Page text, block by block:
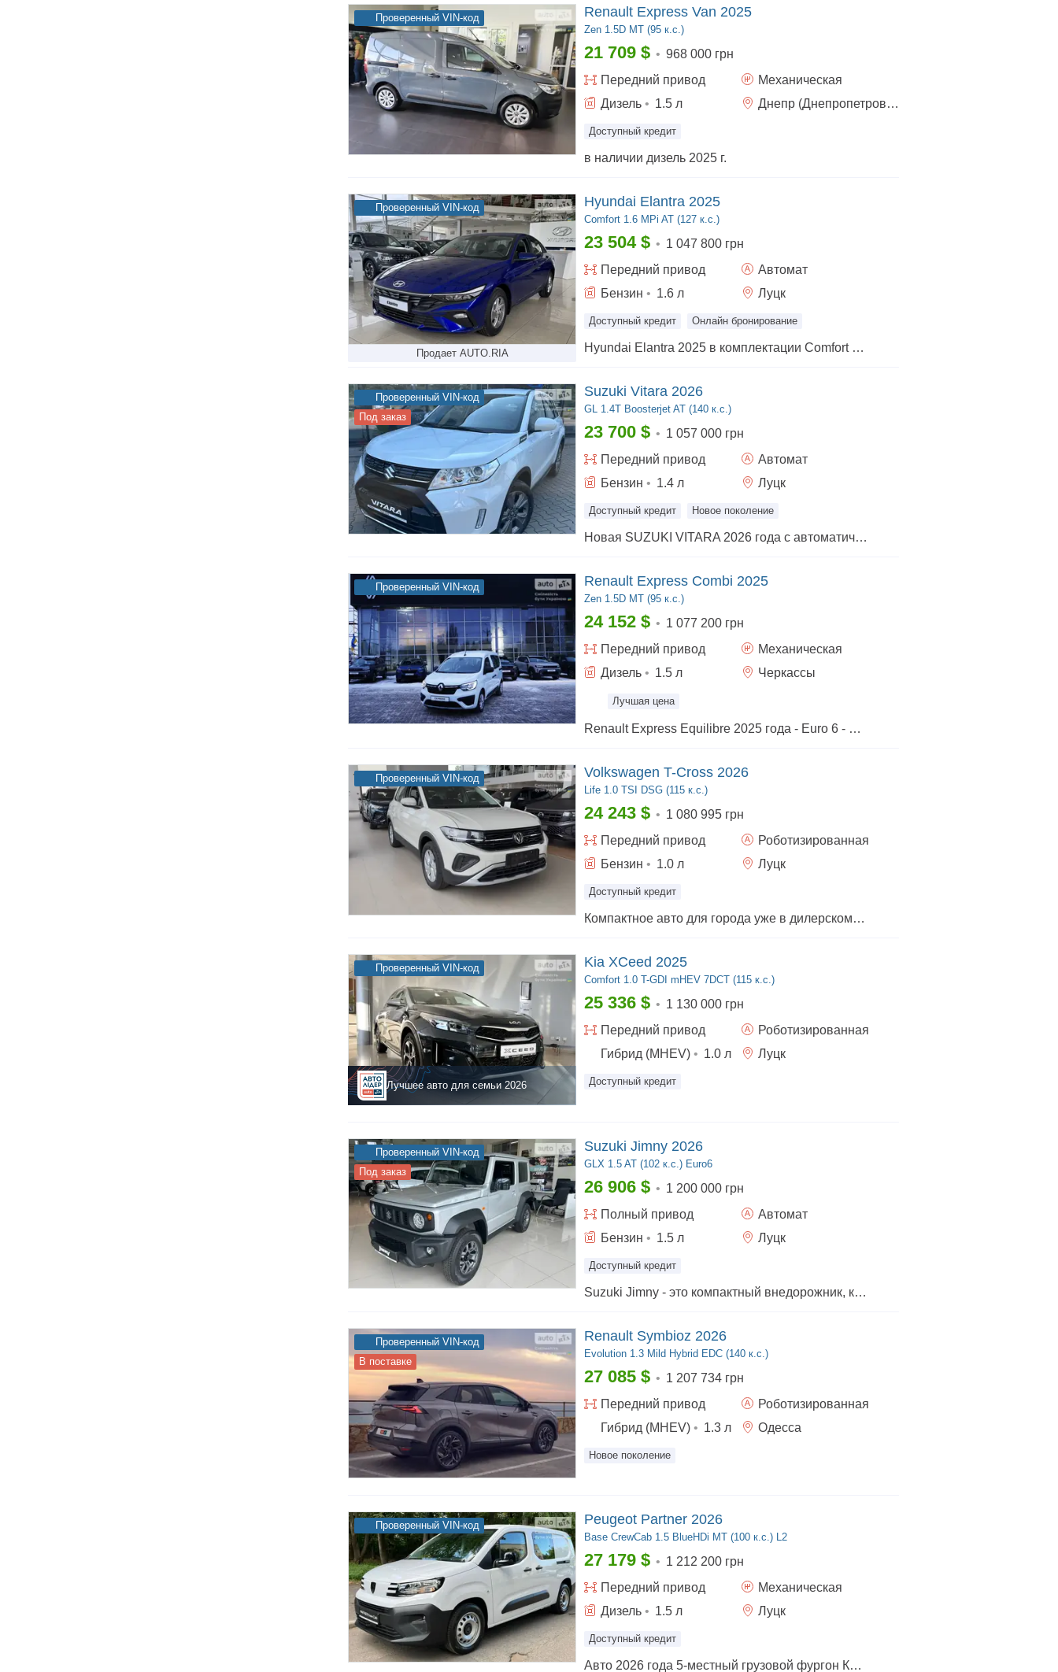
Renault Express Van 2025
Zen 1.5D МТ (95 к.с.)
21 709 $ • 968 000 грн
Передний привод
Механическая
Дизель • 1.5 л Днепр (Днепропетровск)
Проверенный VIN-код
Доступный кредит
в наличии дизель 2025 г.
Hyundai Elantra 2025
Comfort 1.6 MPi AT (127 к.с.)
23 504$ • 1 047 800 грн
Передний привод
Автомат
Бензин • 1.6 л Луцк
Проверенный VIN-код
Доступный кредит Онлайн бронирование
Hyundai Elantra 2025 в комплектации Comfort — это воплощение прагматичной элегантности и проверенной временем надежности, что идеально подходит для тех, кто ценит спокойствие за рулем. Тандем атмосферного двигателя 1.6 MPi и классической автоматической коробки передач (AT) предлагает покупателю редкую в современном мире простоту конструкции, которая гарантирует впечатляющую выносливость и низкие затраты на сервисное обслуживание. Основная ценность версии Comfort заключается в оптимальном балансе: вы получаете футуристичный дизайн «параметрической динамики», который выглядит значительно дороже своей цены, в сочетании с просторным, эргономичным салоном и всеми необходимыми опциями для безопасности и связи. Это рациональная инвестиция в автомобиль, который демонстрирует высокую ликвидность на вторичном рынке, обеспечивая комфортный ежедневный драйв без неприятных сюрпризов и лишних затрат топлива.
Продает AUTO.RIA
Suzuki Vitara 2026
GL 1.4T Boosterjet AT (140 к.с.)
23 700 $ • 1 057 000 грн
Передний привод
Автомат
Бензин • 1.4 л Луцк
Проверенный VIN-код
Под заказ
Доступный кредит Новое поколение
Новая SUZUKI VITARA 2026 года с автоматической коробкой передач.
Renault Express Combi 2025
Zen 1.5D МТ (95 к.с.)
24 152 $ • 1 077 200 грн
Передний привод
Механическая
Дизель • 1.5 л Черкассы
Проверенный VIN-код
Лучшая цена
Renault Express Equilibre 2025 года - Euro 6 - Комплектация : Equilibre - Датчик света и дождя - Электродзеркала с функцией подогрева - Круиз-контроль - Кондиционер - Полноразмерное запасное колесо Для более детального знакомства с Renault Express, приглашаем вас в дилерский центр Рено "МОТОРКАР ЧЕРКАСИ"
Volkswagen T-Cross 2026
Life 1.0 TSI DSG (115 к.с.)
24 243 $ • 1 080 995 грн
Передний привод
Роботизированная
Бензин • 1.0 л Луцк
Проверенный VIN-код
Доступный кредит
Компактное авто для города уже в дилерском центре. Количество ограничено.
Лучшее авто для семьи 2026
Kia XCeed 2025
Comfort 1.0 T-GDI mHEV 7DCT (115 к.с.)
25 336 $ • 1 130 000 грн
Передний привод
Роботизированная
Гибрид (MHEV) • 1.0 л Луцк
Проверенный VIN-код
Доступный кредит
Suzuki Jimny 2026
GLX 1.5 AT (102 к.с.) Euro6
26 906 $ • 1 200 000 грн
Полный привод
Автомат
Бензин • 1.5 л Луцк
Проверенный VIN-код
Под заказ
Доступный кредит
Suzuki Jimny - это компактный внедорожник, который выпускает японский производитель автомобилей Suzuki. Он отличается своими хорошими свойствами для бездорожья, устойчивым дизайном и компактным размером, что делает его адаптивным как для городских поездок, так и для активного отдыха на природе.
Renault Symbioz 2026
Evolution 1.3 Mild Hybrid EDC (140 к.с.)
27 085 $ • 1 207 734 грн
Передний привод
Роботизированная
Гибрид (MHEV) • 1.3 л Одесса
Проверенный VIN-код
В поставке
Новое поколение
Peugeot Partner 2026
Base CrewCab 1.5 BlueHDi МТ (100 к.с.) L2
27 179 $ • 1 212 200 грн
Передний привод
Механическая
Дизель • 1.5 л Луцк
Проверенный VIN-код
Доступный кредит
Авто 2026 года 5-местный грузовой фургон Кредитование 5-7-9 Без уплаты налога в ПФ В наличии!